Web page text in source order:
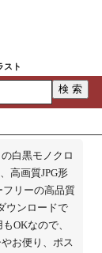
スト
白黒モノクロ
高画質JPG形
リーの高品質
ウンロードで
OKなので、
やお便り、ポス